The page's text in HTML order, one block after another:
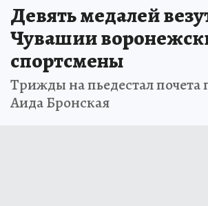
Девять медалей
Чувашии
спортсмены
Трижды на пьедестал почета
Аида Бронская